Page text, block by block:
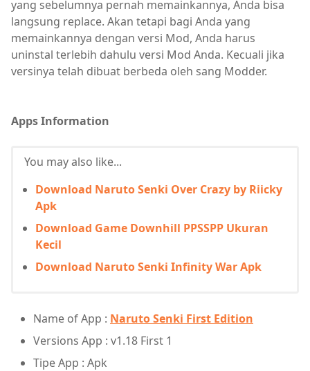
yang sebelumnya pernah memainkannya, Anda bisa
langsung replace. Akan tetapi bagi Anda yang
memainkannya dengan versi Mod, Anda harus
uninstal terlebih dahulu versi Mod Anda. Kecuali jika
versinya telah dibuat berbeda oleh sang Modder.
Apps Information
You may also like...
Download Naruto Senki Over Crazy by Riicky
Apk
Download Game Downhill PPSSPP Ukuran
Kecil
Download Naruto Senki Infinity War Apk
Name of App : Naruto Senki First Edition
Versions App : v1.18 First 1
Tipe App : Apk